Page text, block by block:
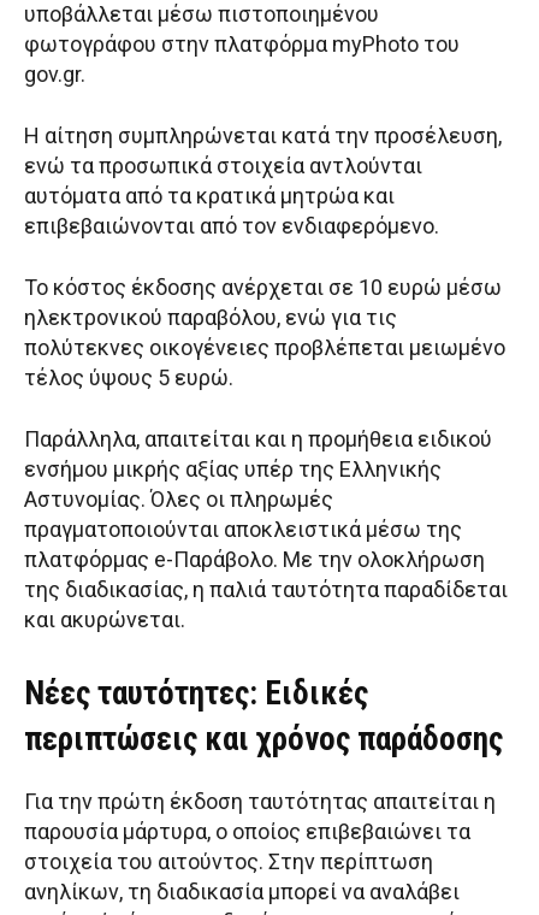
υποβάλλεται μέσω πιστοποιημένου
φωτογράφου στην πλατφόρμα myPhoto του
gov.gr.
Η αίτηση συμπληρώνεται κατά την προσέλευση,
ενώ τα προσωπικά στοιχεία αντλούνται
αυτόματα από τα κρατικά μητρώα και
επιβεβαιώνονται από τον ενδιαφερόμενο.
Το κόστος έκδοσης ανέρχεται σε 10 ευρώ μέσω
ηλεκτρονικού παραβόλου, ενώ για τις
πολύτεκνες οικογένειες προβλέπεται μειωμένο
τέλος ύψους 5 ευρώ.
Παράλληλα, απαιτείται και η προμήθεια ειδικού
ενσήμου μικρής αξίας υπέρ της Ελληνικής
Αστυνομίας. Όλες οι πληρωμές
πραγματοποιούνται αποκλειστικά μέσω της
πλατφόρμας e-Παράβολο. Με την ολοκλήρωση
της διαδικασίας, η παλιά ταυτότητα παραδίδεται
και ακυρώνεται.
Νέες ταυτότητες: Ειδικές
περιπτώσεις και χρόνος παράδοσης
Για την πρώτη έκδοση ταυτότητας απαιτείται η
παρουσία μάρτυρα, ο οποίος επιβεβαιώνει τα
στοιχεία του αιτούντος. Στην περίπτωση
ανηλίκων, τη διαδικασία μπορεί να αναλάβει